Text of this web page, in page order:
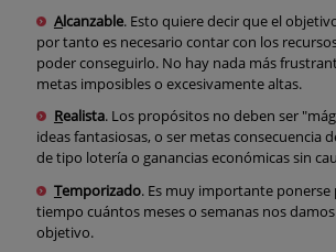
Alcanzable. Esto quiere decir que el
por tanto es necesario contar con los
poder conseguirlo. No hay nada más
metas imposibles o excesivamente altas.
Realista. Los propósitos no deben ser
ideas fantasiosas, o ser metas consecuencia
de tipo lotería o ganancias económicas sin
Temporizado. Es muy importante ponerse
tiempo cuántos meses o semanas nos
objetivo.